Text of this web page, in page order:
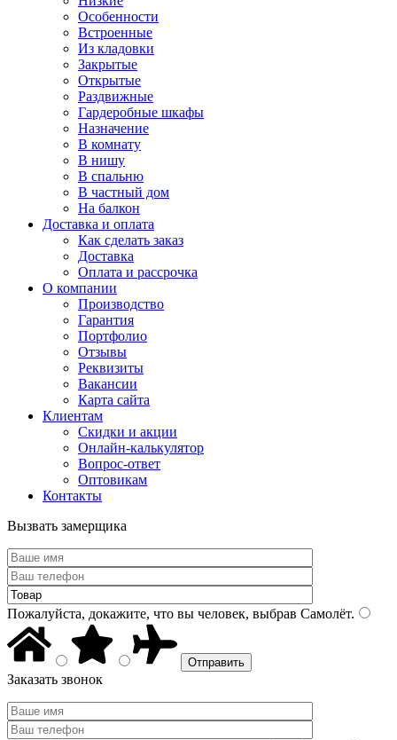
Особенности
Встроенные
Из кладовки
Закрытые
Открытые
Раздвижные
Гардеробные шкафы
Назначение
В комнату
В нишу
В спальню
В частный дом
На балкон
Доставка и оплата
Как сделать заказ
Доставка
Оплата и рассрочка
О компании
Производство
Гарантия
Портфолио
Отзывы
Реквизиты
Вакансии
Карта сайта
Клиентам
Скидки и акции
Онлайн-калькулятор
Вопрос-ответ
Оптовикам
Контакты
Вызвать замерщика
Пожалуйста, докажите, что вы человек, выбрав Самолёт.
Заказать звонок